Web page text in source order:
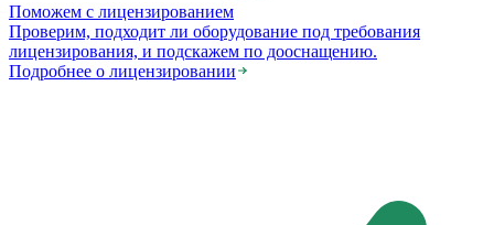
Поможем с лицензированием
Проверим, подходит ли оборудование под требования
лицензирования, и подскажем по дооснащению.
Подробнее о лицензировании